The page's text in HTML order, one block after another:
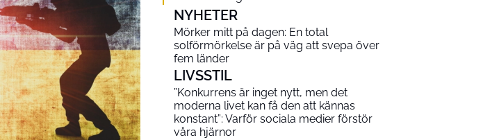
NYHETER
Mörker mitt på dagen: En total
solförmörkelse är på väg att svepa över
fem länder
LIVSSTIL
”Konkurrens är inget nytt, men det
moderna livet kan få den att kännas
konstant”: Varför sociala medier förstör
våra hjärnor